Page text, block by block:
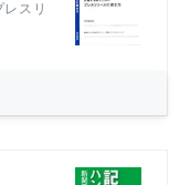
スリ